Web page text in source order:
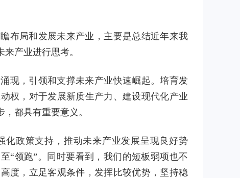
布局和发展未来产业，主要是总结近年来我
产业进行思考。
现，引领和支撑未来产业快速崛起。培育发
权，对于发展新质生产力、建设现代化产业
都具有重要意义。
政策支持，推动未来产业发展呈现良好势
“领跑”。同时要看到，我们的短板弱项也不
度，立足客观条件，发挥比较优势，坚持稳